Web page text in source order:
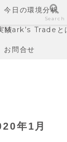
今日の環境分析
績
Mark’s Tradeと
お問合せ
年1月
Search